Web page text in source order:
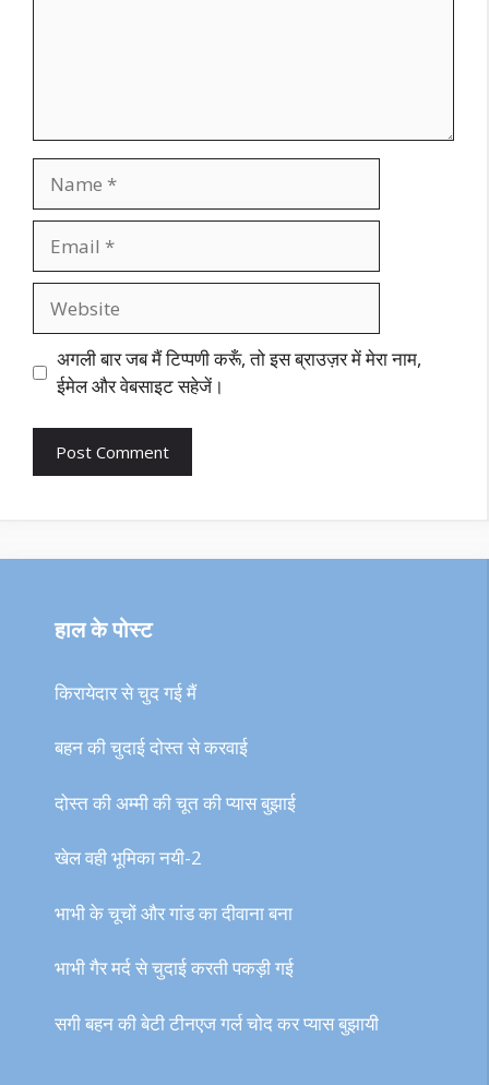
अगली बार जब मैं टिप्पणी करूँ, तो इस ब्राउज़र में मेरा नाम,
ईमेल और वेबसाइट सहेजें।
हाल के पोस्ट
किरायेदार से चुद गई मैं
बहन की चुदाई दोस्त से करवाई
दोस्त की अम्मी की चूत की प्यास बुझाई
खेल वही भूमिका नयी-2
भाभी के चूचों और गांड का दीवाना बना
भाभी गैर मर्द से चुदाई करती पकड़ी गई
सगी बहन की बेटी टीनएज गर्ल चोद कर प्यास बुझायी